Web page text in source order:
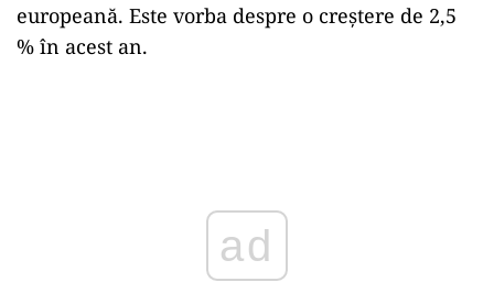
europeană. Este vorba despre o creștere de 2,5
% în acest an.